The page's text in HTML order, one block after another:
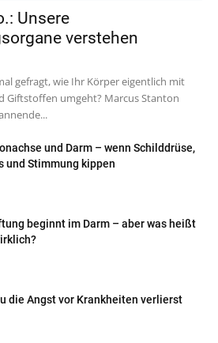
Unsere
verstehen
gefragt, wie Ihr Körper eigentlich mit
Giftstoffen umgeht? Marcus Stanton
und Darm – wenn Schilddrüse,
und Stimmung kippen
beginnt im Darm – aber was heißt
die Angst vor Krankheiten verlierst